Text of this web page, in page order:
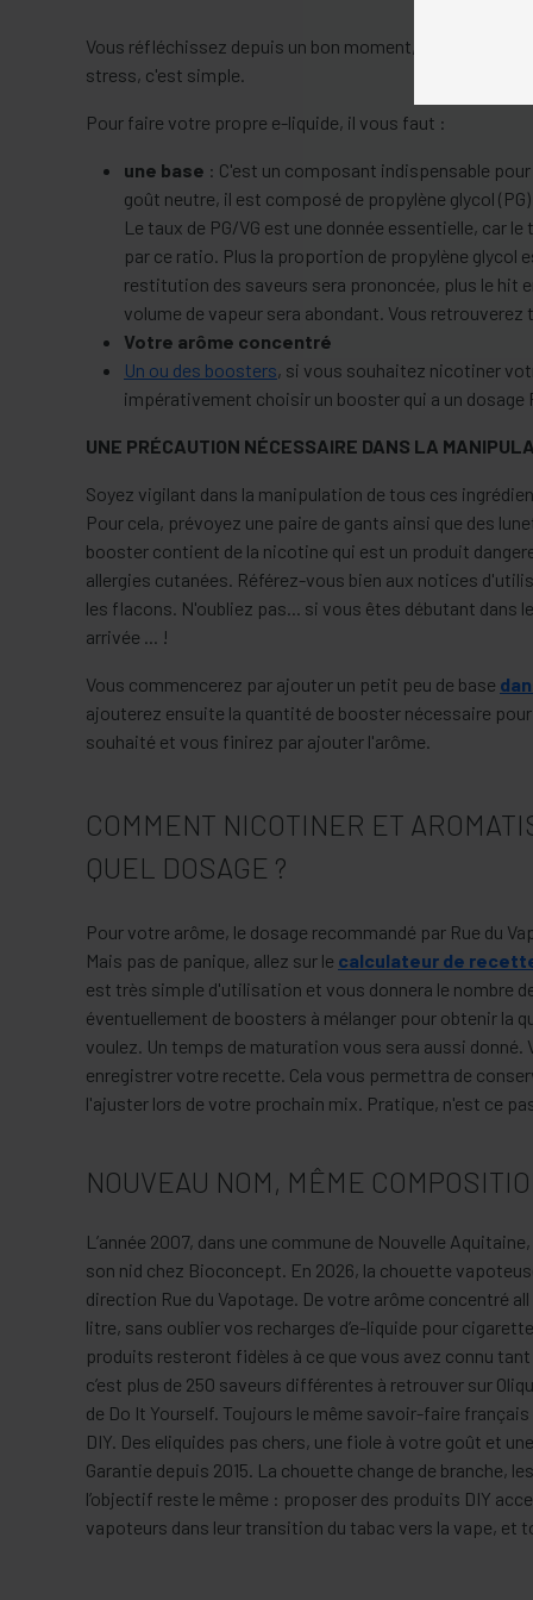
Vous réfléchissez depuis un bon moment, et souhaitez
stress, c'est simple.
Pour faire votre propre e-liquide, il vous faut :
une base : C'est un composant indispensable
goût neutre, il est composé de propylène glycol
Le taux de PG/VG est une donnée essentielle, car
par ce ratio. Plus la proportion de propylène glycol
restitution des saveurs sera prononcée, plus le hit
volume de vapeur sera abondant. Vous retrouverez
Votre arôme concentré
Un ou des boosters, si vous souhaitez nicotiner
impérativement choisir un booster qui a un dosage
UNE PRÉCAUTION NÉCESSAIRE DANS LA
Soyez vigilant dans la manipulation de tous ces
Pour cela, prévoyez une paire de gants ainsi que des
booster contient de la nicotine qui est un produit
allergies cutanées. Référez-vous bien aux notices
les flacons. N'oubliez pas... si vous êtes débutant dans
arrivée ... !
Vous commencerez par ajouter un petit peu de base
ajouterez ensuite la quantité de booster nécessaire
souhaité et vous finirez par ajouter l'arôme.
COMMENT NICOTINER ET
QUEL DOSAGE ?
Pour votre arôme, le dosage recommandé par Rue du
Mais pas de panique, allez sur le calculateur de
est très simple d'utilisation et vous donnera le nombre
éventuellement de boosters à mélanger pour obtenir la
voulez. Un temps de maturation vous sera aussi donné.
enregistrer votre recette. Cela vous permettra de
l'ajuster lors de votre prochain mix. Pratique, n'est ce
NOUVEAU NOM, MÊME
L’année 2007, dans une commune de Nouvelle
son nid chez Bioconcept. En 2026, la chouette
direction Rue du Vapotage. De votre arôme concentré all
litre, sans oublier vos recharges d’e-liquide pour
produits resteront fidèles à ce que vous avez connu tant
c’est plus de 250 saveurs différentes à retrouver sur
de Do It Yourself. Toujours le même savoir-faire
DIY. Des eliquides pas chers, une fiole à votre goût et
Garantie depuis 2015. La chouette change de branche,
l’objectif reste le même : proposer des produits DIY
vapoteurs dans leur transition du tabac vers la vape, et